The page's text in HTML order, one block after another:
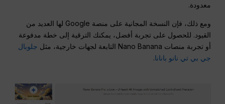
معدودة.
ومع ذلك، فإن النسخة المجانية على منصة Google لها العديد من
القيود. للحصول على تجربة أفضل، يمكنك الترقية إلى خطة مدفوعة
أو تجربة منصات Nano Banana التابعة لجهات خارجية، مثل
جلوبال
جي بي تي نانو بانانا.